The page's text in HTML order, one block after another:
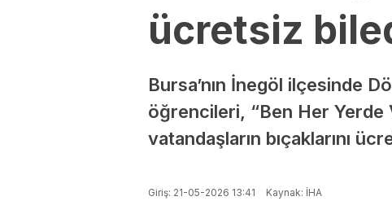
ücretsiz
Bursa’nın İnegöl ilçesinde
öğrencileri, “Ben Her Yerde
vatandaşların bıçaklarını
Giriş: 21-05-2026 13:41 Kaynak: İHA